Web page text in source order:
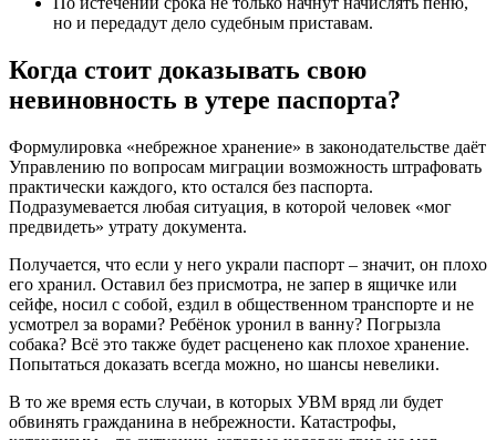
но и передадут дело судебным приставам.
Когда стоит доказывать свою
невиновность в утере паспорта?
Формулировка «небрежное хранение» в законодательстве даёт
Управлению по вопросам миграции возможность штрафовать
практически каждого, кто остался без паспорта.
Подразумевается любая ситуация, в которой человек «мог
предвидеть» утрату документа.
Получается, что если у него украли паспорт – значит, он плохо
его хранил. Оставил без присмотра, не запер в ящичке или
сейфе, носил с собой, ездил в общественном транспорте и не
усмотрел за ворами? Ребёнок уронил в ванну? Погрызла
собака? Всё это также будет расценено как плохое хранение.
Попытаться доказать всегда можно, но шансы невелики.
В то же время есть случаи, в которых УВМ вряд ли будет
обвинять гражданина в небрежности. Катастрофы,